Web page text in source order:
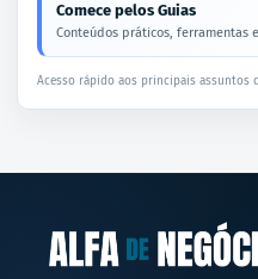
Comece pelos Guias
Conteúdos práticos, ferramentas
Acesso rápido aos principais assuntos